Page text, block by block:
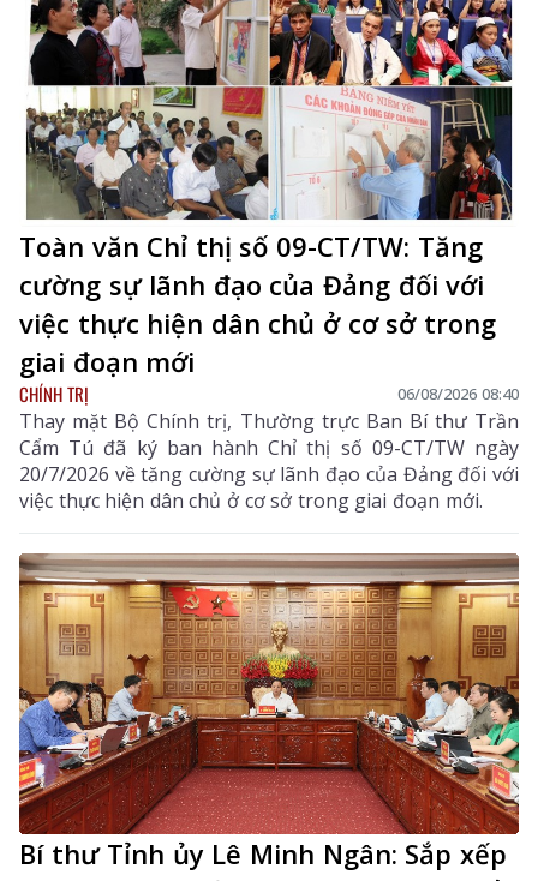
Toàn văn Chỉ thị số 09-CT/TW: Tăng
cường sự lãnh đạo của Đảng đối với
việc thực hiện dân chủ ở cơ sở trong
giai đoạn mới
CHÍNH TRỊ 06/08/2026 08:40
Thay mặt Bộ Chính trị, Thường trực Ban Bí thư Trần
Cẩm Tú đã ký ban hành Chỉ thị số 09-CT/TW ngày
20/7/2026 về tăng cường sự lãnh đạo của Đảng đối với
việc thực hiện dân chủ ở cơ sở trong giai đoạn mới.
Bí thư Tỉnh ủy Lê Minh Ngân: Sắp xếp